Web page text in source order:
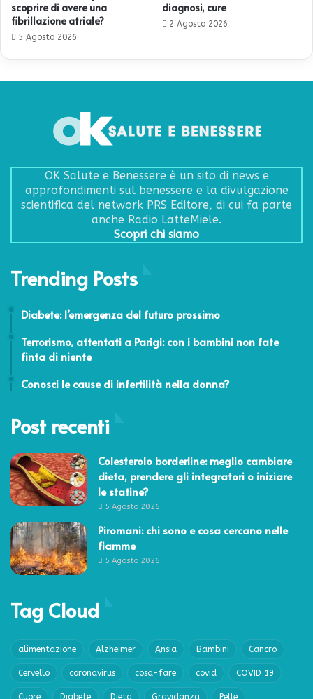
scoprire di avere una
fibrillazione atriale?
5 Agosto 2026
diagnosi, cure
2 Agosto 2026
OK Salute e Benessere è un sito di news e
approfondimenti sul benessere e la divulgazione
scientifica del network PRS Editore, di cui fa parte
anche Radio LatteMiele.
Scopri chi siamo
Trending Posts
Diabete: l’emergenza del futuro prossimo
Terrorismo, attentati a Parigi: con i bambini non fate
finta di niente
Conosci le cause di infertilità nella donna?
Post recenti
Colesterolo borderline: meglio cambiare
dieta, prendere gli integratori o iniziare
le statine?
5 Agosto 2026
Piromani: chi sono e cosa cercano nelle
fiamme
5 Agosto 2026
Tag Cloud
alimentazione Alzheimer Ansia Bambini Cancro
Cervello coronavirus cosa-fare covid COVID 19
Cuore Diabete Dieta Gravidanza Pelle